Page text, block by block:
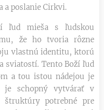
a poslanie Cirkvi.
ľud mieša s ľudskou
že ho tvoria rôzne
vlastnú identitu, ktorú
sviatostí. Tento Boží ľud
a tou istou nádejou je
je schopný vytvárať v
štruktúry potrebné pre